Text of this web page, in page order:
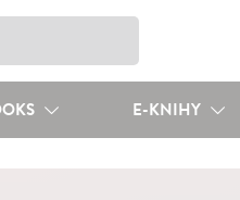
E-KNIHY